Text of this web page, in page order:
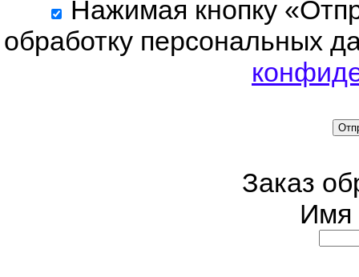
Нажимая кнопку
обработку персональных
Заказ
Имя